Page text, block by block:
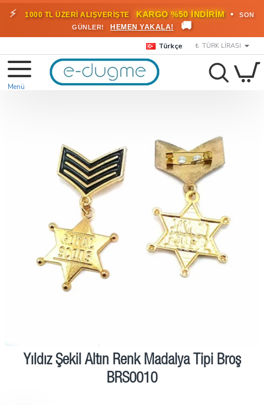
⚡ 1000 TL ÜZERİ ALIŞVERİŞTE KARGO %50 İNDİRİM •
SON
GÜNLER!
HEMEN YAKALA! 🚚
Türkçe ₺ TÜRK LIRASI
Yıldız Şekil Altın Renk Madalya Tipi Broş
BRS0010